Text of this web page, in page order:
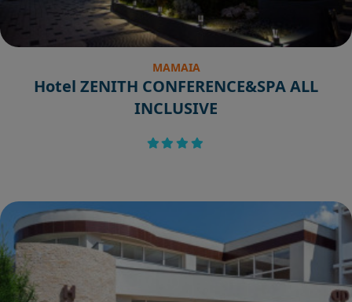
MAMAIA
Hotel ZENITH CONFERENCE&SPA ALL
INCLUSIVE